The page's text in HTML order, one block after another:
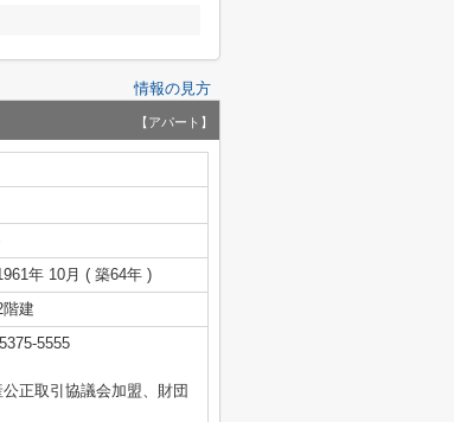
情報の見方
【アパート】
年 10月 ( 築64年 )
階建
5555
正取引協議会加盟、財団